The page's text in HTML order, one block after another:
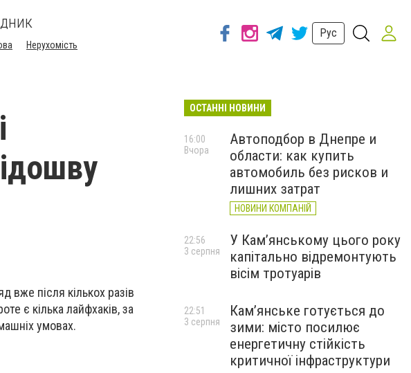
Нерухомість
Рус
вже після кількох разів
є кілька лайфхаків, за
умовах.
ОСТАННІ НОВИНИ
Автоподбор в Днепре и
области: как купить
автомобиль без рисков и
лишних затрат
НОВИНИ КОМПАНІЙ
16:00
Вчора
У Кам’янському цього року
капітально відремонтують
вісім тротуарів
22:56
3 серпня
Кам’янське готується до
зими: місто посилює
енергетичну стійкість
критичної інфраструктури
22:51
3 серпня